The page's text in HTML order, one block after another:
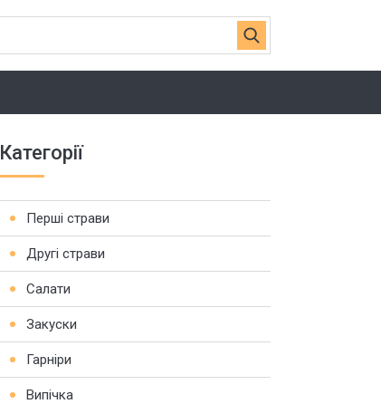
Категорії
Перші страви
Другі страви
Салати
Закуски
Гарніри
Випічка